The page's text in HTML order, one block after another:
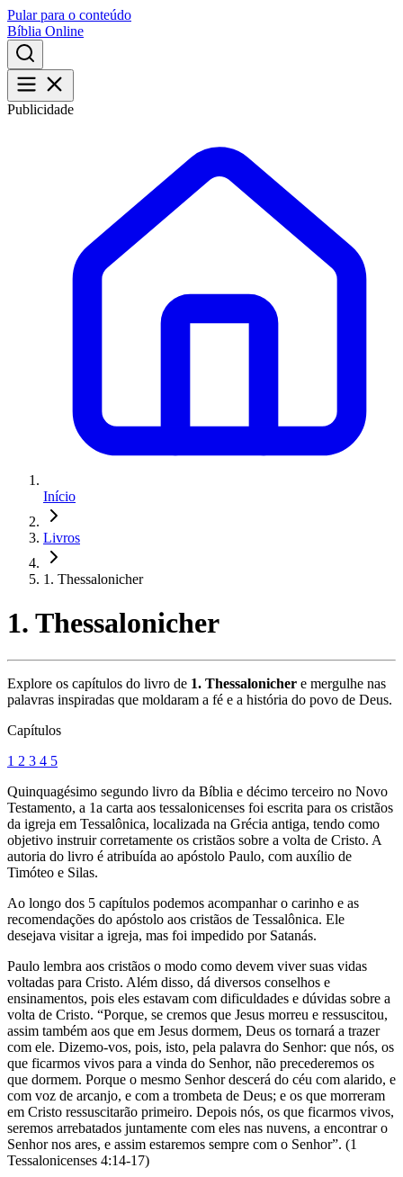
Pular para o conteúdo
Bíblia Online
Publicidade
Início
Livros
1. Thessalonicher
1. Thessalonicher
Explore os capítulos do livro de 1. Thessalonicher e mergulhe nas
palavras inspiradas que moldaram a fé e a história do povo de Deus.
Capítulos
1 2 3 4 5
Quinquagésimo segundo livro da Bíblia e décimo terceiro no Novo
Testamento, a 1a carta aos tessalonicenses foi escrita para os cristãos
da igreja em Tessalônica, localizada na Grécia antiga, tendo como
objetivo instruir corretamente os cristãos sobre a volta de Cristo. A
autoria do livro é atribuída ao apóstolo Paulo, com auxílio de
Timóteo e Silas.
Ao longo dos 5 capítulos podemos acompanhar o carinho e as
recomendações do apóstolo aos cristãos de Tessalônica. Ele
desejava visitar a igreja, mas foi impedido por Satanás.
Paulo lembra aos cristãos o modo como devem viver suas vidas
voltadas para Cristo. Além disso, dá diversos conselhos e
ensinamentos, pois eles estavam com dificuldades e dúvidas sobre a
volta de Cristo. “Porque, se cremos que Jesus morreu e ressuscitou,
assim também aos que em Jesus dormem, Deus os tornará a trazer
com ele. Dizemo-vos, pois, isto, pela palavra do Senhor: que nós, os
que ficarmos vivos para a vinda do Senhor, não precederemos os
que dormem. Porque o mesmo Senhor descerá do céu com alarido, e
com voz de arcanjo, e com a trombeta de Deus; e os que morreram
em Cristo ressuscitarão primeiro. Depois nós, os que ficarmos vivos,
seremos arrebatados juntamente com eles nas nuvens, a encontrar o
Senhor nos ares, e assim estaremos sempre com o Senhor”. (1
Tessalonicenses 4:14-17)